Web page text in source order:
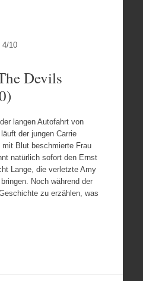
4/10
Devils
langen Autofahrt von
der jungen Carrie
Blut beschmierte Frau
natürlich sofort den Ernst
Lange, die verletzte Amy
Noch während der
zu erzählen, was